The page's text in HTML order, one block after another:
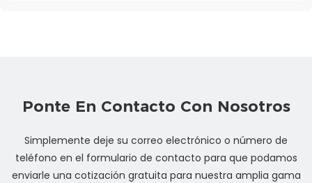
Ponte En Contacto Con Nosotros
Simplemente deje su correo electrónico o número de
teléfono en el formulario de contacto para que podamos
enviarle una cotización gratuita para nuestra amplia gama